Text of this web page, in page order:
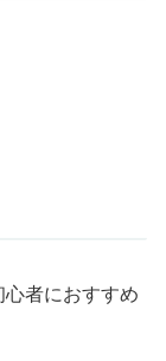
者におすすめ